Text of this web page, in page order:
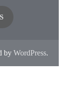
by WordPress.